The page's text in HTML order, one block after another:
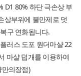
D1 80% 하단 극손상 부
상부위에 불만제로 덧
구 연화됩니다.
러스 도포 원더마샬 22
마샬 덥개를 이용하여
의장점)